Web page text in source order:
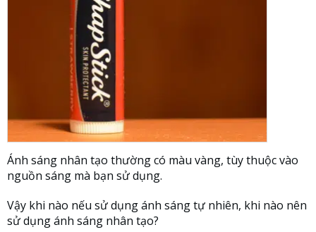
Ánh sáng nhân tạo thường có màu vàng, tùy thuộc vào
nguồn sáng mà bạn sử dụng.
Vậy khi nào nếu sử dụng ánh sáng tự nhiên, khi nào nên
sử dụng ánh sáng nhân tạo?